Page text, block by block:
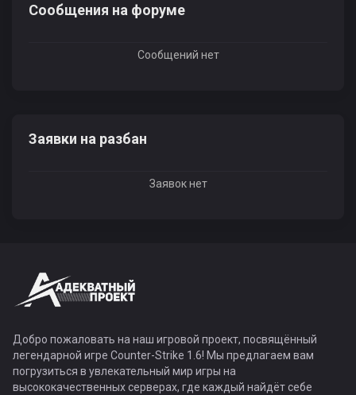
Сообщения на форуме
Сообщений нет
Заявки на разбан
Заявок нет
Добро пожаловать на наш игровой проект, посвящённый
легендарной игре Counter-Strike 1.6! Мы предлагаем вам
погрузиться в увлекательный мир игры на
высококачественных серверах, где каждый найдёт себе